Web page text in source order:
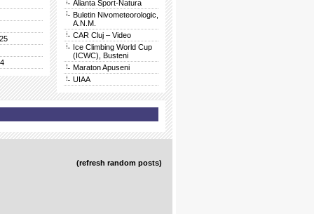
Alianta Sport-Natura
Buletin Nivometeorologic,
A.N.M.
CAR Cluj – Video
Ice Climbing World Cup
(ICWC), Busteni
Maraton Apuseni
UIAA
(refresh random posts)